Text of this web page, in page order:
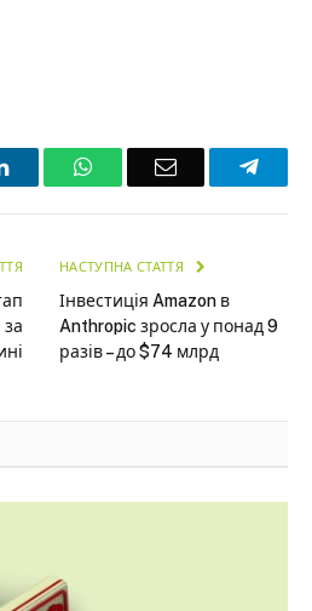
LinkedInWhatsAppEmail
НАСТУПНА СТАТТЯ
Інвестиція Amazon в
Anthropic зросла у понад 9
разів – до $74 млрд